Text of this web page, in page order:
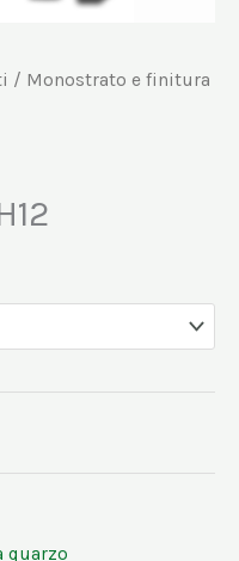
/ Monostrato e finitura
quarzo